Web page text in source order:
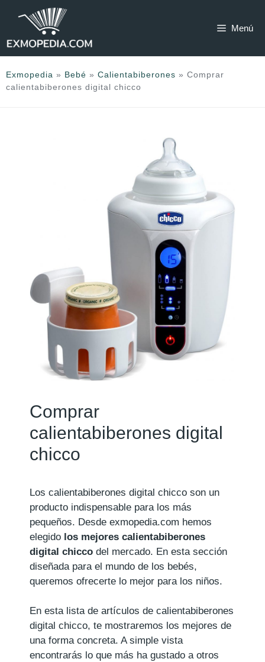
Menú
Exmopedia » Bebé » Calientabiberones » Comprar
calientabiberones digital chicco
Comprar
calientabiberones digital
chicco
Los calientabiberones digital chicco son un
producto indispensable para los más
pequeños. Desde exmopedia.com hemos
elegido los mejores calientabiberones
digital chicco del mercado. En esta sección
diseñada para el mundo de los bebés,
queremos ofrecerte lo mejor para los niños.
En esta lista de artículos de calientabiberones
digital chicco, te mostraremos los mejores de
una forma concreta. A simple vista
encontrarás lo que más ha gustado a otros